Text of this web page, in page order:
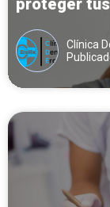
proteger
Clínica